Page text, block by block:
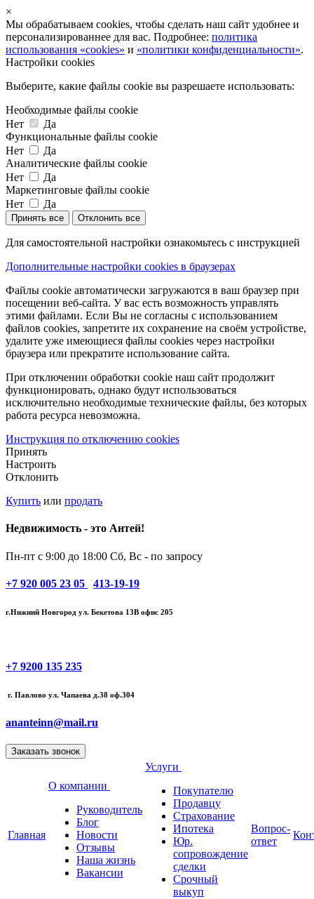
×
Мы обрабатываем cookies, чтобы сделать наш сайт удобнее и
персонализированнее для вас. Подробнее: политика
использования «cookies» и «политики конфиденциальности».
Настройки cookies
Выберите, какие файлы cookie вы разрешаете использовать:
Необходимые файлы cookie
Нет
Да
Функциональные файлы cookie
Нет
Да
Аналитические файлы cookie
Нет
Да
Маркетинговые файлы cookie
Нет
Да
Принять все Отклонить все
Для самостоятельной настройки ознакомьтесь с инструкцией
Дополнительные настройки cookies в браузерах
Файлы cookie автоматически загружаются в ваш браузер при
посещении веб-сайта. У вас есть возможность управлять
этими файлами. Если Вы не согласны с использованием
файлов cookies, запретите их сохранение на своём устройстве,
удалите уже имеющиеся файлы cookies через настройки
браузера или прекратите использование сайта.
При отключении обработки cookie наш сайт продолжит
функционировать, однако будут использоваться
исключительно необходимые технические файлы, без которых
работа ресурса невозможна.
Инструкция по отключению cookies
Принять
Настроить
Отклонить
Купить или продать
Недвижимость - это Антей!
Пн-пт с 9:00 до 18:00 Сб, Вс - по запросу
+7 920 005 23 05 413-19-19
г.Нижний Новгород ул. Бекетова 13В офис 205
+7 9200 135 235
г. Павлово ул. Чапаева д.38 оф.304
ananteinn@mail.ru
Главная
О компании
Руководитель
Блог
Новости
Отзывы
Наша жизнь
Вакансии
Услуги
Покупателю
Продавцу
Страхование
Ипотека
Юр.
сопровождение
сделки
Срочный
выкуп
Вопрос-
ответ